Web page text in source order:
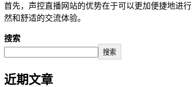
首先，声控直播网站的优势在于可以更加便捷地进
然和舒适的交流体验。
搜索
搜索
近期文章